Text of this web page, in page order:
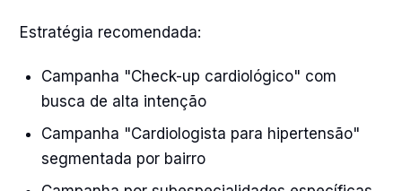
Estratégia recomendada:
Campanha "Check-up cardiológico" com
busca de alta intenção
Campanha "Cardiologista para hipertensão"
segmentada por bairro